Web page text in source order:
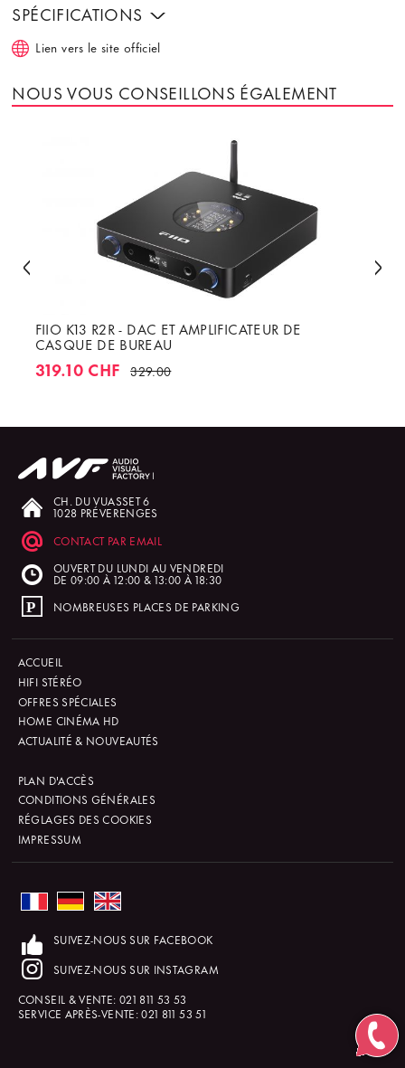
SPÉCIFICATIONS
Lien vers le site officiel
NOUS VOUS CONSEILLONS ÉGALEMENT
FIIO K13 R2R - DAC ET AMPLIFICATEUR DE
CASQUE DE BUREAU
319.10 CHF 329.00
CH. DU VUASSET 6
1028 PRÉVERENGES
CONTACT PAR EMAIL
OUVERT DU LUNDI AU VENDREDI
DE 09:00 À 12:00 & 13:00 À 18:30
NOMBREUSES PLACES DE PARKING
ACCUEIL
HIFI STÉRÉO
OFFRES SPÉCIALES
HOME CINÉMA HD
ACTUALITÉ & NOUVEAUTÉS
PLAN D'ACCÈS
CONDITIONS GÉNÉRALES
RÉGLAGES DES COOKIES
IMPRESSUM
SUIVEZ-NOUS SUR FACEBOOK
SUIVEZ-NOUS SUR INSTAGRAM
CONSEIL & VENTE: 021 811 53 53
SERVICE APRÈS-VENTE:021 811 53 51